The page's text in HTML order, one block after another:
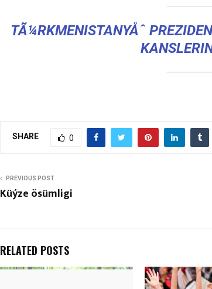
TÃ¼RKMENISTANYÅˆ
SHARE 0
PREVIOUS POST
Küýze ösümligi
RELATED POSTS